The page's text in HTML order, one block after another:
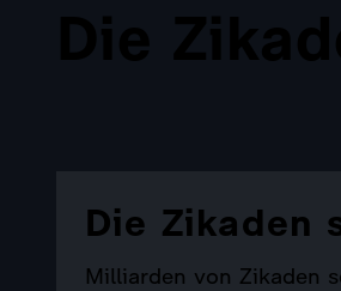
Die
Die Zikaden
Milliarden von Zikaden